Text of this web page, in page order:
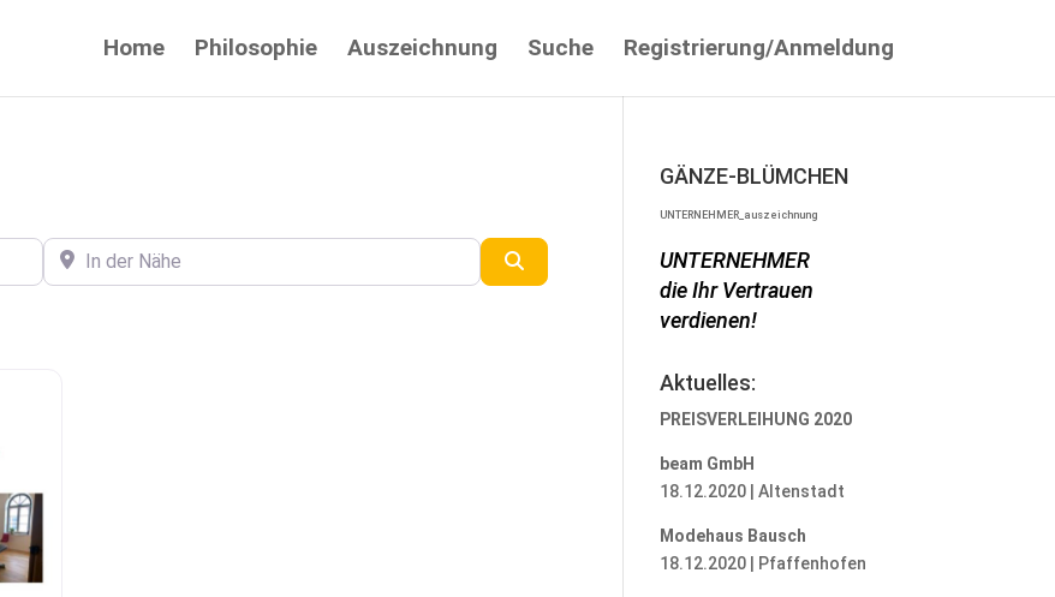
Home Philosophie Auszeichnung Suche Registrierung/Anmeldung
In der Nähe
GÄNZE-BLÜMCHEN
UNTERNEHMER_auszeichnung
UNTERNEHMER
die Ihr Vertrauen
verdienen!
Aktuelles:
PREISVERLEIHUNG 2020
beam GmbH
18.12.2020 | Altenstadt
Modehaus Bausch
18.12.2020 | Pfaffenhofen